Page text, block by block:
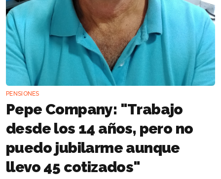
PENSIONES
Pepe Company: "Trabajo
desde los 14 años, pero no
puedo jubilarme aunque
llevo 45 cotizados"